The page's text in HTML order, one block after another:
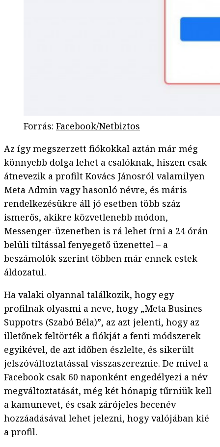
Forrás: Facebook/Netbiztos
Az így megszerzett fiókokkal aztán már még
könnyebb dolga lehet a csalóknak, hiszen csak
átnevezik a profilt Kovács Jánosról valamilyen
Meta Admin vagy hasonló névre, és máris
rendelkezésükre áll jó esetben több száz
ismerős, akikre közvetlenebb módon,
Messenger-üzenetben is rá lehet írni a 24 órán
belüli tiltással fenyegető üzenettel – a
beszámolók szerint többen már ennek estek
áldozatul.
Ha valaki olyannal találkozik, hogy egy
profilnak olyasmi a neve, hogy „Meta Busines
Suppotrs (Szabó Béla)”, az azt jelenti, hogy az
illetőnek feltörték a fiókját a fenti módszerek
egyikével, de azt időben észlelte, és sikerült
jelszóváltoztatással visszaszereznie. De mivel a
Facebook csak 60 naponként engedélyezi a név
megváltoztatását, még két hónapig tűrniük kell
a kamunevet, és csak zárójeles becenév
hozzáadásával lehet jelezni, hogy valójában kié
a profil.